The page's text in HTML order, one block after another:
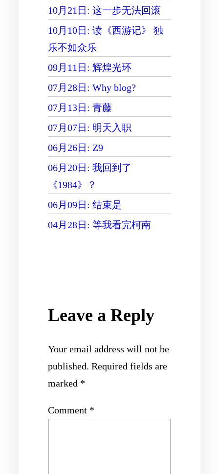
10月21日: 这一步无法回滚
10月10日: 读《西游记》 独
乐不如众乐
09月11日: 辉煌光环
07月28日: Why blog?
07月13日: 青藤
07月07日: 明天入职
06月26日: Z9
06月20日: 我回到了
《1984》？
06月09日: 结束是
04月28日: 等我看完柯南
Leave a Reply
Your email address will not be
published. Required fields are
marked *
Comment *